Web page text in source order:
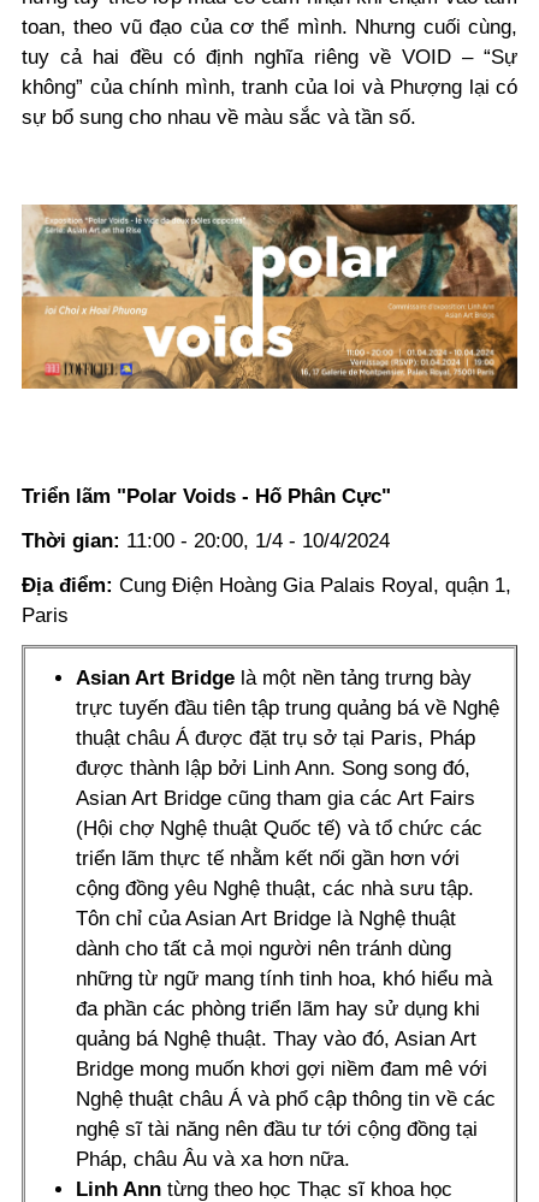
toan, theo vũ đạo của cơ thể mình. Nhưng cuối cùng,
tuy cả hai đều có định nghĩa riêng về VOID – “Sự
không” của chính mình, tranh của Ioi và Phượng lại có
sự bổ sung cho nhau về màu sắc và tần số.
Triển lãm "Polar Voids - Hố Phân Cực"
Thời gian: 11:00 - 20:00, 1/4 - 10/4/2024
Địa điểm: Cung Điện Hoàng Gia Palais Royal, quận 1,
Paris
Asian Art Bridge là một nền tảng trưng bày
trực tuyến đầu tiên tập trung quảng bá về Nghệ
thuật châu Á được đặt trụ sở tại Paris, Pháp
được thành lập bởi Linh Ann. Song song đó,
Asian Art Bridge cũng tham gia các Art Fairs
(Hội chợ Nghệ thuật Quốc tế) và tổ chức các
triển lãm thực tế nhằm kết nối gần hơn với
cộng đồng yêu Nghệ thuật, các nhà sưu tập.
Tôn chỉ của Asian Art Bridge là Nghệ thuật
dành cho tất cả mọi người nên tránh dùng
những từ ngữ mang tính tinh hoa, khó hiểu mà
đa phần các phòng triển lãm hay sử dụng khi
quảng bá Nghệ thuật. Thay vào đó, Asian Art
Bridge mong muốn khơi gợi niềm đam mê với
Nghệ thuật châu Á và phổ cập thông tin về các
nghệ sĩ tài năng nên đầu tư tới cộng đồng tại
Pháp, châu Âu và xa hơn nữa.
Linh Ann từng theo học Thạc sĩ khoa học